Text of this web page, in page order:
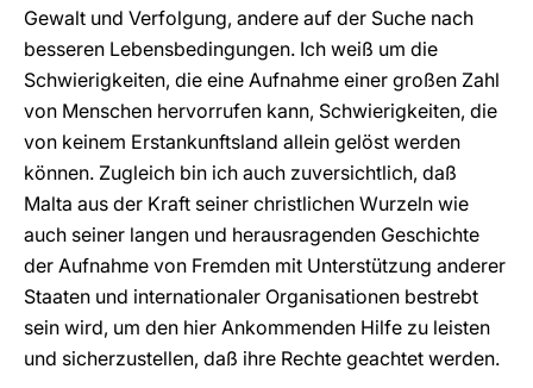
Gewalt und Verfolgung, andere auf der Suche nach
besseren Lebensbedingungen. Ich weiß um die
Schwierigkeiten, die eine Aufnahme einer großen Zahl
von Menschen hervorrufen kann, Schwierigkeiten, die
von keinem Erstankunftsland allein gelöst werden
können. Zugleich bin ich auch zuversichtlich, daß
Malta aus der Kraft seiner christlichen Wurzeln wie
auch seiner langen und herausragenden Geschichte
der Aufnahme von Fremden mit Unterstützung anderer
Staaten und internationaler Organisationen bestrebt
sein wird, um den hier Ankommenden Hilfe zu leisten
und sicherzustellen, daß ihre Rechte geachtet werden.